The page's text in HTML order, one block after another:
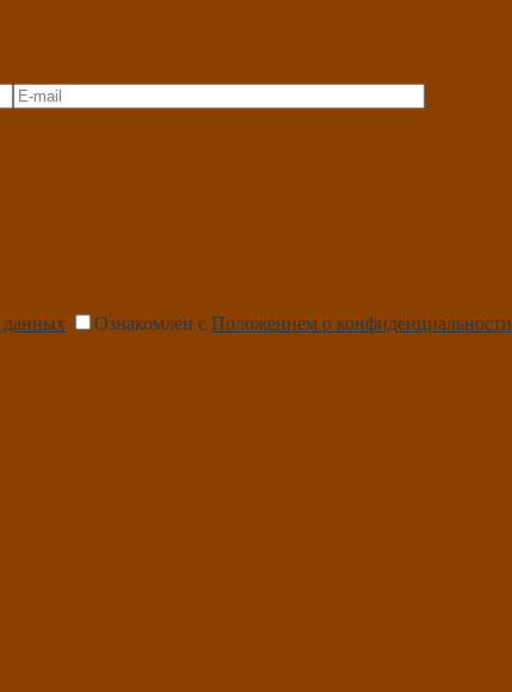
данных Ознакомлен с Положением о конфиденциальности